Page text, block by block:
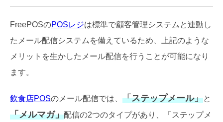
FreePOSのPOSレジは標準で顧客管理システムと連動し
たメール配信システムを備えているため、上記のような
メリットを生かしたメール配信を行うことが可能になり
ます。
飲食店POSのメール配信では、 「ステップメール」と
「メルマガ」配信の2つのタイプがあり、「ステップメ